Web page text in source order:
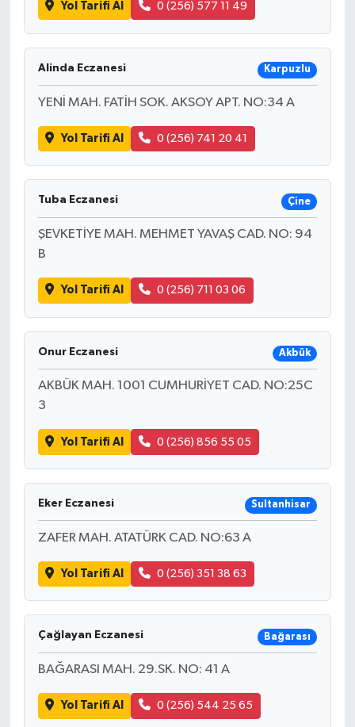
Yol Tarifi Al 0 (256) 577 11 49
Alinda Eczanesi Karpuzlu
YENİ MAH. FATİH SOK. AKSOY APT. NO:34 A
Yol Tarifi Al 0 (256) 741 20 41
Tuba Eczanesi Çine
ŞEVKETİYE MAH. MEHMET YAVAŞ CAD. NO: 94
B
Yol Tarifi Al 0 (256) 711 03 06
Onur Eczanesi Akbük
AKBÜK MAH. 1001 CUMHURİYET CAD. NO:25C
3
Yol Tarifi Al 0 (256) 856 55 05
Eker Eczanesi Sultanhisar
ZAFER MAH. ATATÜRK CAD. NO:63 A
Yol Tarifi Al 0 (256) 351 38 63
Çağlayan Eczanesi Bağarası
BAĞARASI MAH. 29.SK. NO: 41 A
Yol Tarifi Al 0 (256) 544 25 65